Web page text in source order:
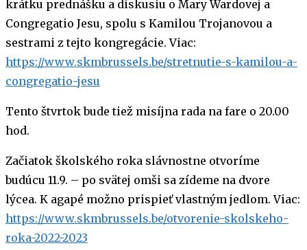
krátku prednášku a diskusiu o Mary Wardovej a
Congregatio Jesu, spolu s Kamilou Trojanovou a
sestrami z tejto kongregácie.Viac:
https://www.skmbrussels.be/stretnutie-s-kamilou-a-
congregatio-jesu
Tento štvrtok bude tiež misíjna rada na fare o 20.00
hod.
Začiatok školského roka slávnostne otvoríme
budúcu 11.9. – po svätej omši sa zídeme na dvore
lýcea. K agapé možno prispieť vlastným jedlom.Viac:
https://www.skmbrussels.be/otvorenie-skolskeho-
roka-2022-2023